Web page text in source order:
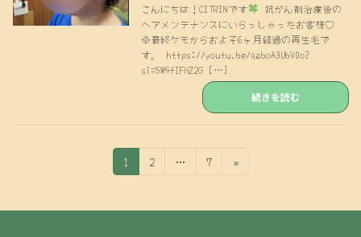
こんにちは！CITRINです
抗がん剤治療後の
ヘアメンテナンスにいらっしゃったお客様♡
※最終ケモからおよそ6ヶ月経過の再生毛で
す。 https://youtu.be/qaboA3UbV0o?
si=5W9fIFHZ2G […]
続きを読む
の
固
定
ー
1
固
ー
2 …
固
ー
7 »